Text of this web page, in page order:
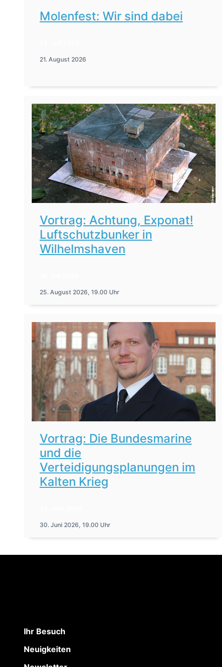
Molenfest: Wir sind dabei
21. August 2026
Vortrag: Achtung, Exponat!
Luftschutzbunker in
Wilhelmshaven
25. August 2026, 19.00 Uhr
Vortrag: Die Bundesmarine
und die
Verteidigungsplanungen im
Kalten Krieg
30. Juni 2026, 19.00 Uhr
Ihr Besuch
Neuigkeiten